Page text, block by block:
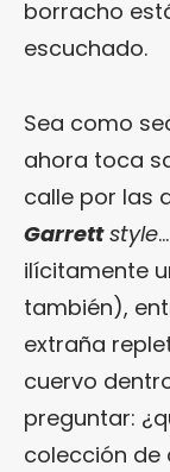
borracho
escuchado.
Sea como
ahora toca
calle por las
Garrettstyle
ilícitamente
también),
extraña
cuervo
preguntar:
colección de